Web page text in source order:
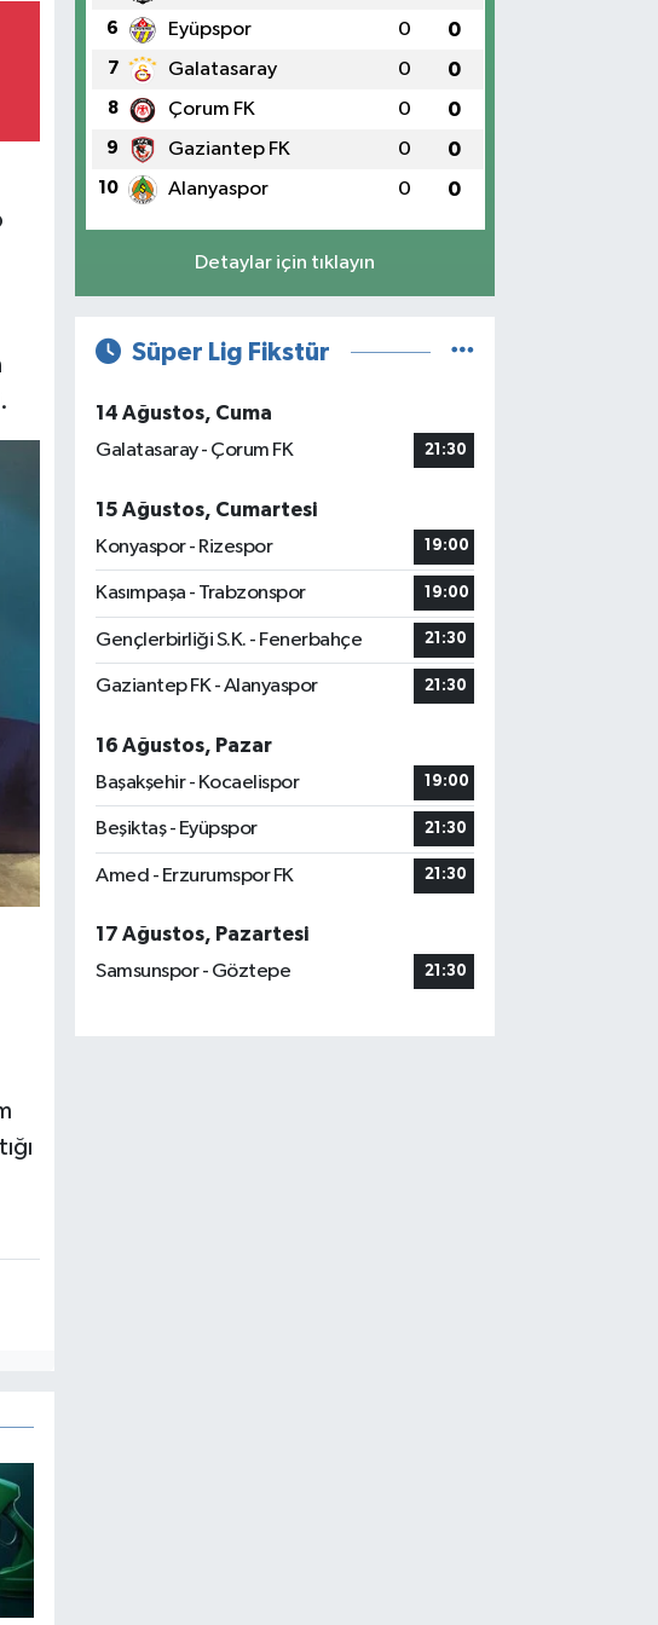
6 Eyüpspor 0 0
7 Galatasaray 0 0
8 Çorum FK 0 0
9 Gaziantep FK 0 0
10 Alanyaspor 0 0
Detaylar için tıklayın
Süper Lig Fikstür
14 Ağustos, Cuma
Galatasaray - Çorum FK
21:30
15 Ağustos, Cumartesi
Konyaspor - Rizespor
19:00
Kasımpaşa - Trabzonspor 19:00
Gençlerbirliği S.K. - Fenerbahçe 21:30
Gaziantep FK - Alanyaspor 21:30
16 Ağustos, Pazar
Başakşehir - Kocaelispor
19:00
Beşiktaş - Eyüpspor 21:30
Amed - Erzurumspor FK 21:30
17 Ağustos, Pazartesi
Samsunspor - Göztepe
21:30